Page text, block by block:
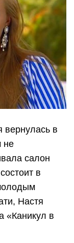
вернулась в
не
салон
в
Настя
«Каникул в